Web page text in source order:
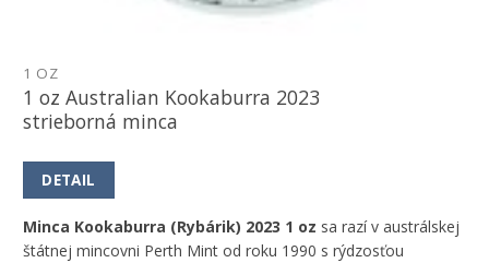
1 OZ
1 oz Australian Kookaburra 2023
strieborná minca
DETAIL
Minca Kookaburra (Rybárik) 2023 1 oz sa razí v austrálskej
štátnej mincovni Perth Mint od roku 1990 s rýdzosťou